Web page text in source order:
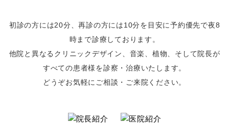
初診の方には20分、再診の方には10分を目安に予約優先で夜8
時まで診療しております。
他院と異なるクリニックデザイン、音楽、植物、そして院長が
すべての患者様を診察・治療いたします。
どうぞお気軽にご相談・ご来院ください。